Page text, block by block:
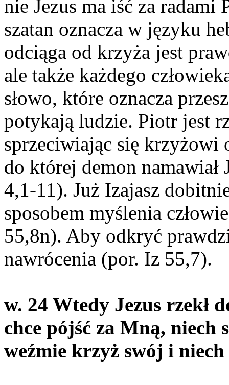
nie Jezus ma iść za radami
szatan oznacza w języku
odciąga od krzyża jest
ale także każdego
słowo, które oznacza
potykają ludzie. Piotr jest
sprzeciwiając się krzyżowi
do której demon namawiał
4,1-11). Już Izajasz
sposobem myślenia
55,8n). Aby odkryć
nawrócenia (por. Iz 55,7).
w. 24 Wtedy Jezus rzekł
chce pójść za Mną, niech
weźmie krzyż swój i